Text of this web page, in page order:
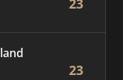
23
23